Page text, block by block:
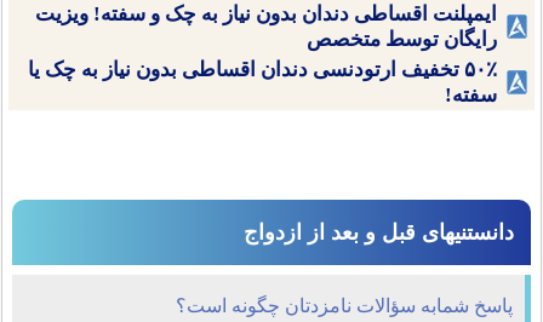
ایمپلنت اقساطی دندان بدون نیاز به چک و سفته! ویزیت
رایگان توسط متخصص
۵۰٪ تخفیف ارتودنسی دندان اقساطی بدون نیاز به چک یا
سفته!
دانستنیهای قبل و بعد از ازدواج
پاسخ شمابه سؤالات نامزدتان چگونه است؟